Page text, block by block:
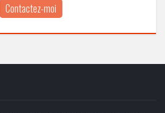
Contactez-moi